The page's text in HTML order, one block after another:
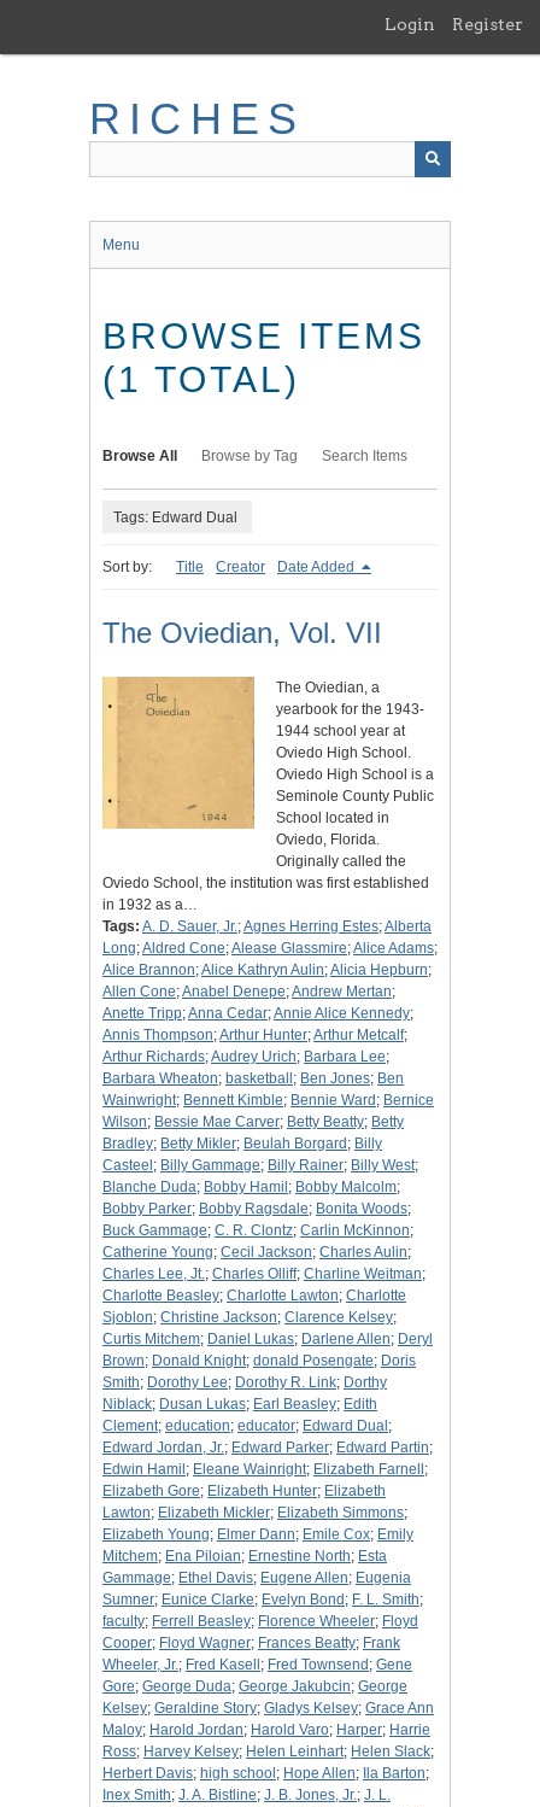
main
Login Register
RICHES
Menu
BROWSE ITEMS
(1 TOTAL)
Browse All Browse by Tag Search Items
Tags: Edward Dual
Sort by: Title Creator Date Added
The Oviedian, Vol. VII
The Oviedian, a
yearbook for the 1943-
1944 school year at
Oviedo High School.
Oviedo High School is a
Seminole County Public
School located in
Oviedo, Florida.
Originally called the
Oviedo School, the institution was first established
in 1932 as a…
Tags: A. D. Sauer, Jr.;Agnes Herring Estes;Alberta
Long;Aldred Cone;Alease Glassmire;Alice Adams;
Alice Brannon;Alice Kathryn Aulin;Alicia Hepburn;
Allen Cone;Anabel Denepe;Andrew Mertan;
Anette Tripp;Anna Cedar;Annie Alice Kennedy;
Annis Thompson;Arthur Hunter;Arthur Metcalf;
Arthur Richards;Audrey Urich; Barbara Lee;
Barbara Wheaton; basketball ; Ben Jones; Ben
Wainwright; Bennett Kimble; Bennie Ward ; Bernice
Wilson; Bessie Mae Carver; Betty Beatty; Betty
Bradley; Betty Mikler; Beulah Borgard ; Billy
Casteel ; Billy Gammage; Billy Rainer; Billy West;
Blanche Duda; Bobby Hamil ; Bobby Malcolm;
Bobby Parker; Bobby Ragsdale; Bonita Woods;
Buck Gammage; C. R. Clontz; Carlin McKinnon;
Catherine Young; Cecil Jackson; Charles Aulin;
Charles Lee, Jt.; Charles Olliff; Charline Weitman;
Charlotte Beasley; Charlotte Lawton; Charlotte
Sjoblon; Christine Jackson; Clarence Kelsey;
Curtis Mitchem; Daniel Lukas; Darlene Allen; Deryl
Brown; Donald Knight; donald Posengate; Doris
Smith; Dorothy Lee; Dorothy R. Link; Dorthy
Niblack; Dusan Lukas; Earl Beasley; Edith
Clement; education; educator; Edward Dual ;
Edward Jordan, Jr.; Edward Parker; Edward Partin;
Edwin Hamil ; Eleane Wainright; Elizabeth Farnell ;
Elizabeth Gore; Elizabeth Hunter; Elizabeth
Lawton; Elizabeth Mickler; Elizabeth Simmons;
Elizabeth Young; Elmer Dann; Emile Cox; Emily
Mitchem; Ena Piloian; Ernestine North; Esta
Gammage; Ethel Davis; Eugene Allen; Eugenia
Sumner; Eunice Clarke; Evelyn Bond ; F. L. Smith;
faculty; Ferrell Beasley; Florence Wheeler; Floyd
Cooper; Floyd Wagner; Frances Beatty; Frank
Wheeler, Jr.; Fred Kasell ; Fred Townsend ; Gene
Gore; George Duda; George Jakubcin; George
Kelsey; Geraldine Story; Gladys Kelsey; Grace Ann
Maloy; Harold Jordan; Harold Varo; Harper; Harrie
Ross; Harvey Kelsey; Helen Leinhart; Helen Slack;
Herbert Davis; high school ; Hope Allen; Ila Barton;
Inex Smith; J. A. Bistline; J. B. Jones, Jr.; J. L.